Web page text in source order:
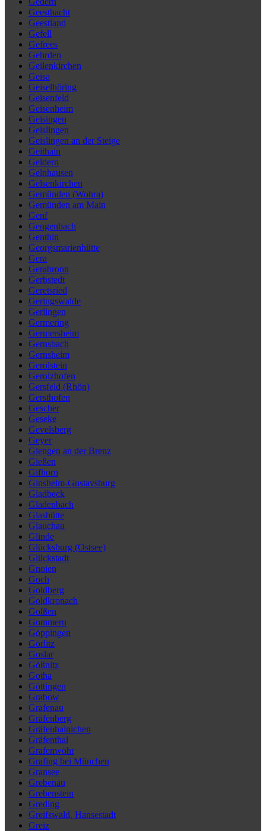
Geesthacht
Geestland
Gefell
Gefrees
Gehrden
Geilenkirchen
Geisa
Geiselhöring
Geisenfeld
Geisenheim
Geisingen
Geislingen
Geislingen an der Steige
Geithain
Geldern
Gelnhausen
Gelsenkirchen
Gemünden (Wohra)
Gemünden am Main
Genf
Gengenbach
Genthin
Georgsmarienhütte
Gera
Gerabronn
Gerbstedt
Geretsried
Geringswalde
Gerlingen
Germering
Germersheim
Gernsbach
Gernsheim
Gerolstein
Gerolzhofen
Gersfeld (Rhön)
Gersthofen
Gescher
Geseke
Gevelsberg
Geyer
Giengen an der Brenz
Gießen
Gifhorn
Ginsheim-Gustavsburg
Gladbeck
Gladenbach
Glashütte
Glauchau
Glinde
Glücksburg (Ostsee)
Glückstadt
Gnoien
Goch
Goldberg
Goldkronach
Golßen
Gommern
Göppingen
Görlitz
Goslar
Gößnitz
Gotha
Göttingen
Grabow
Grafenau
Gräfenberg
Gräfenhainichen
Gräfenthal
Grafenwöhr
Grafing bei München
Gransee
Grebenau
Grebenstein
Greding
Greifswald, Hansestadt
Greiz